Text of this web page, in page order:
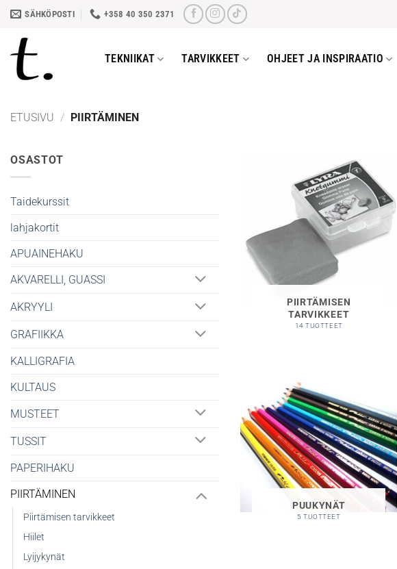
Skip
content
SÄHKÖPOSTI +358 40 350 2371
TEKNIIKAT TARVIKKEET OHJEET JA INSPIRAATIO
ETUSIVU / PIIRTÄMINEN
OSASTOT
Taidekurssit
lahjakortit
APUAINEHAKU
AKVARELLI, GUASSI
AKRYYLI
GRAFIIKKA
KALLIGRAFIA
KULTAUS
MUSTEET
TUSSIT
PAPERIHAKU
PIIRTÄMINEN
Piirtämisen tarvikkeet
Hiilet
Lyijykynät
PIIRTÄMISEN
TARVIKKEET
14 TUOTTEET
PUUKYNÄT
5 TUOTTEET